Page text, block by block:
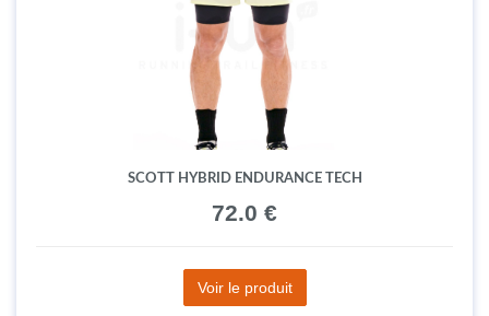
SCOTT HYBRID ENDURANCE TECH
72.0 €
Voir le produit